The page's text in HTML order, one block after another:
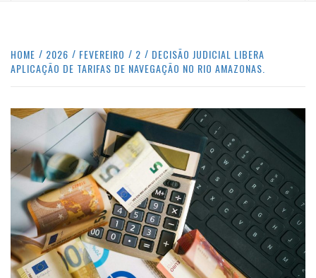
HOME 2026 FEVEREIRO 2
DECISÃO JUDICIAL LIBERA
APLICAÇÃO DE TARIFAS DE NAVEGAÇÃO NO RIO AMAZONAS.